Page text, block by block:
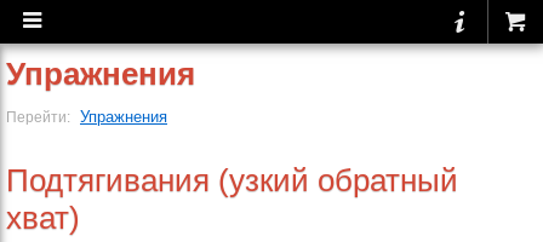
Упражнения
Перейти: Упражнения
Подтягивания (узкий обратный
хват)